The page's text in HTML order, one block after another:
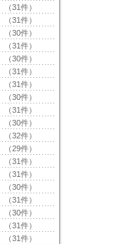
（31件）
（31件）
（30件）
（31件）
（30件）
（31件）
（31件）
（30件）
（31件）
（30件）
（32件）
（29件）
（31件）
（31件）
（30件）
（31件）
（30件）
（31件）
（31件）